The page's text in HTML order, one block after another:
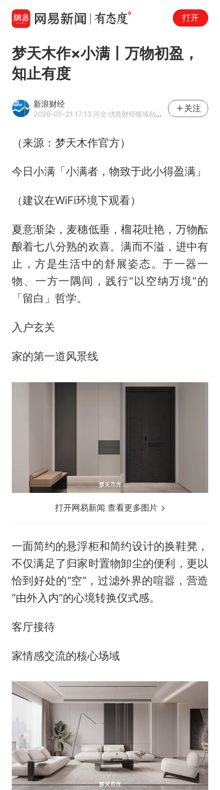
打开
梦天木作×小满丨万物初盈，
知止有度
新浪财经
2026-05-21 17:13·河北·优质财经领域创作者
关注
（来源：梦天木作官方）
今日小满「小满者，物致于此小得盈满」
（建议在WiFi环境下观看）
夏意渐染，麦穗低垂，榴花吐艳，万物酝
酿着七八分熟的欢喜。满而不溢，进中有
止，方是生活中的舒展姿态。于一器一
物、一方一隅间，践行“以空纳万境”的
「留白」哲学。
入户玄关
家的第一道风景线
打开网易新闻 查看更多图片
一面简约的悬浮柜和简约设计的换鞋凳，
不仅满足了归家时置物卸尘的便利，更以
恰到好处的“空”，过滤外界的喧嚣，营造
“由外入内”的心境转换仪式感。
客厅接待
家情感交流的核心场域